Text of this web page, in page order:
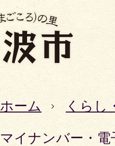
ホーム くらし
マイナンバー・